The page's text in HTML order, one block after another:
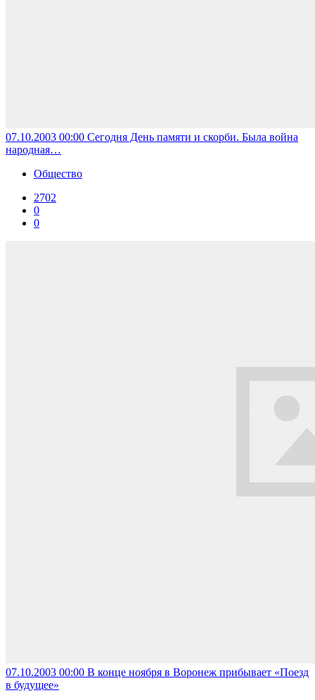
07.10.2003 00:00 Сегодня День памяти и скорби. Была война
народная…
Общество
2702
0
0
07.10.2003 00:00 В конце ноября в Воронеж прибывает «Поезд
в будущее»